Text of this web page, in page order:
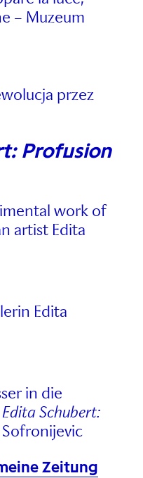
– Muzeum
przez
Profusion
work of
artist Edita
Edita
in die
Edita Schubert:
Zeitung